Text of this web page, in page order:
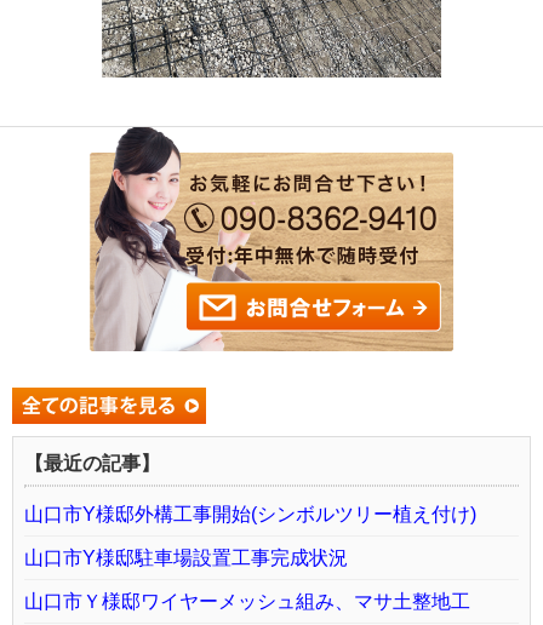
【最近の記事】
山口市Y様邸外構工事開始(シンボルツリー植え付け)
山口市Y様邸駐車場設置工事完成状況
山口市Ｙ様邸ワイヤーメッシュ組み、マサ土整地工